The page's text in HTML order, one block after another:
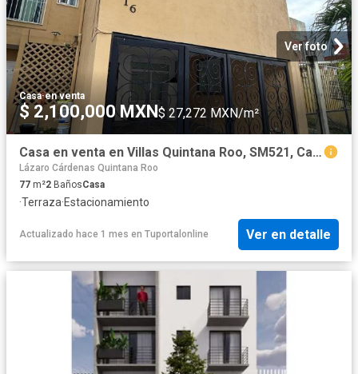
Ver foto
Casa·en venta
$ 2,100,000 MXN$ 27,272 MXN/m²
Casa en venta en Villas Quintana Roo, SM521, Canc?n
Lázaro Cárdenas Quintana Roo
77 m²2 BañosCasa
·Terraza·Estacionamiento
Actualizado hace 1 mes en Tuportalonline Ver en detalle